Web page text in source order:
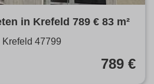
in Krefeld 789 € 83 m²
Krefeld 47799
789 €